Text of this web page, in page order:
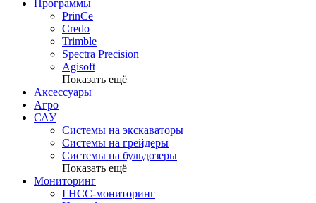
Программы
PrinCe
Credo
Trimble
Spectra Precision
Agisoft
Показать ещё
Аксессуары
Агро
САУ
Системы на экскаваторы
Системы на грейдеры
Системы на бульдозеры
Показать ещё
Мониторинг
ГНСС-мониторинг